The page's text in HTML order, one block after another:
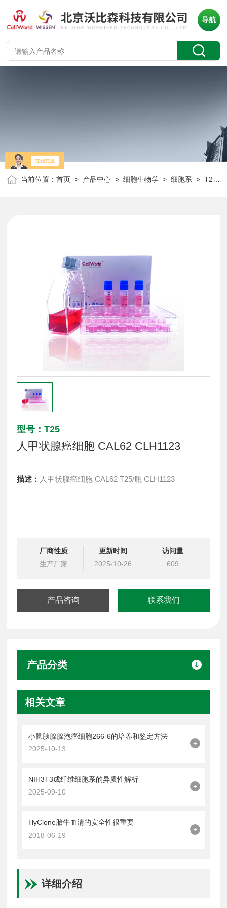
导航
当前位置：首页 > 产品中心 >细胞生物学 >细胞系 > T25人甲状腺癌细胞 CAL62 CLH1123
型号：T25
人甲状腺癌细胞 CAL62 CLH1123
描述： 人甲状腺癌细胞 CAL62 T25/瓶 CLH1123
厂商性质
生产厂家
更新时间
2025-10-26
访问量
609
产品咨询 联系我们
产品分类
相关文章
小鼠胰腺腺泡癌细胞266-6的培养和鉴定方法
2025-10-13
+
NIH3T3成纤维细胞系的异质性解析
2025-09-10
+
HyClone胎牛血清的安全性很重要
2018-06-19
+
详细介绍